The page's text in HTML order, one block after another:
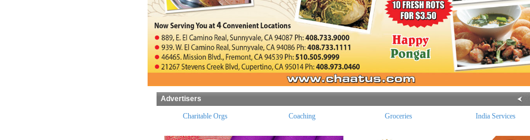
Advertisers
Charitable Orgs Coaching Groceries India Services